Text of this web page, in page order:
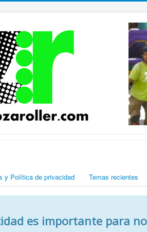
y Política de privacidad Temas recientes
es importante para